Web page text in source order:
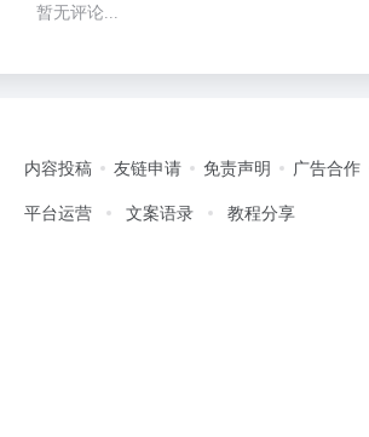
暂无评论...
内容投稿 友链申请 免责声明 广告合作
平台运营 文案语录 教程分享